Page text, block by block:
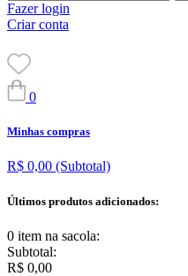
Fazer login
Criar conta
0
Minhas compras
R$ 0,00 (Subtotal)
Últimos produtos adicionados:
0 item na sacola:
Subtotal:
R$ 0,00